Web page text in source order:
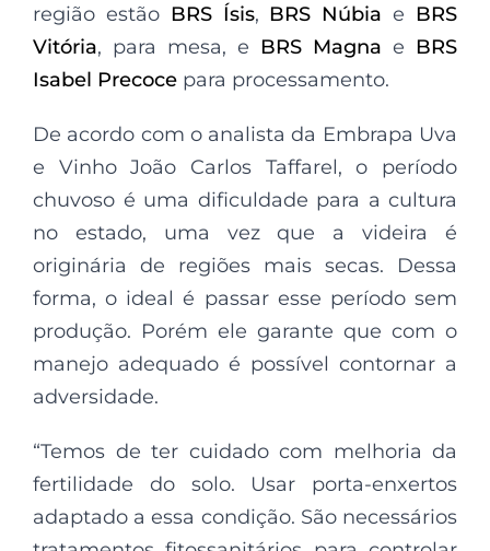
região estão BRS Ísis, BRS Núbia e BRS
Vitória, para mesa, e BRS Magna e BRS
Isabel Precoce para processamento.
De acordo com o analista da Embrapa Uva
e Vinho João Carlos Taffarel, o período
chuvoso é uma dificuldade para a cultura
no estado, uma vez que a videira é
originária de regiões mais secas. Dessa
forma, o ideal é passar esse período sem
produção. Porém ele garante que com o
manejo adequado é possível contornar a
adversidade.
“Temos de ter cuidado com melhoria da
fertilidade do solo. Usar porta-enxertos
adaptado a essa condição. São necessários